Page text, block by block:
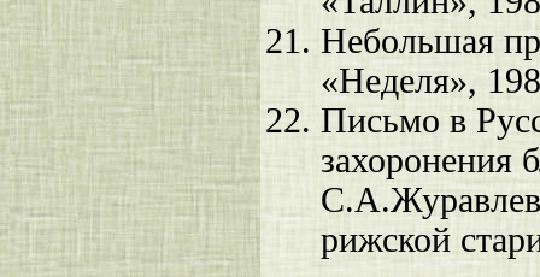
Небольшая
«Неделя»,
Письмо в
захоронения
рижской